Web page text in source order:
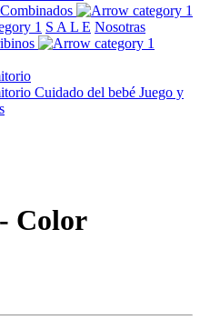
Combinados
S A L E Nosotras
Cuidado del bebé Juego y
Color